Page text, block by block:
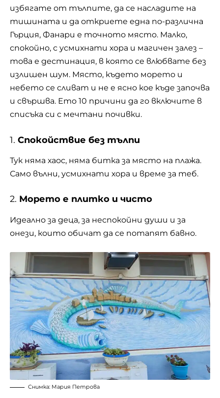
избягате от тълпите, да се насладите на
тишината и да откриете една по-различна
Гърция, Фанари е точното място. Малко,
спокойно, с усмихнати хора и магичен залез –
това е дестинация, в която се влюбвате без
излишен шум. Място, където морето и
небето се сливат и не е ясно кое къде започва
и свършва. Ето 10 причини да го включите в
списъка си с мечтани почивки.
1. Спокойствие без тълпи
Тук няма хаос, няма битка за място на плажа.
Само вълни, усмихнати хора и време за теб.
2. Морето е плитко и чисто
Идеално за деца, за неспокойни души и за
онези, които обичат да се потапят бавно.
Снимка: Мария Петрова